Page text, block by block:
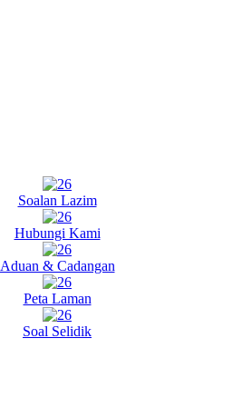
Soalan Lazim
Hubungi Kami
Aduan & Cadangan
Peta Laman
Soal Selidik